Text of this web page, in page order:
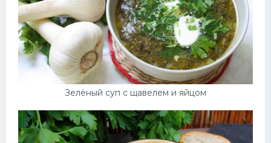
Зелёный суп с щавелем и яйцом